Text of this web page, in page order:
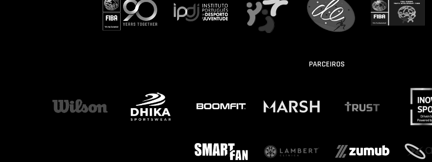
PARCEIROS